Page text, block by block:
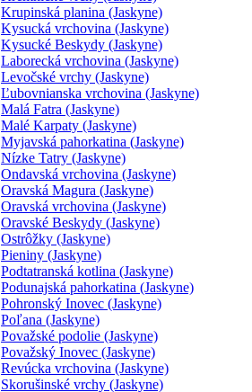
Krupinská planina (Jaskyne)
Kysucká vrchovina (Jaskyne)
Kysucké Beskydy (Jaskyne)
Laborecká vrchovina (Jaskyne)
Levočské vrchy (Jaskyne)
Ľubovnianska vrchovina (Jaskyne)
Malá Fatra (Jaskyne)
Malé Karpaty (Jaskyne)
Myjavská pahorkatina (Jaskyne)
Nízke Tatry (Jaskyne)
Ondavská vrchovina (Jaskyne)
Oravská Magura (Jaskyne)
Oravská vrchovina (Jaskyne)
Oravské Beskydy (Jaskyne)
Ostrôžky (Jaskyne)
Pieniny (Jaskyne)
Podtatranská kotlina (Jaskyne)
Podunajská pahorkatina (Jaskyne)
Pohronský Inovec (Jaskyne)
Poľana (Jaskyne)
Považské podolie (Jaskyne)
Považský Inovec (Jaskyne)
Revúcka vrchovina (Jaskyne)
Skorušinské vrchy (Jaskyne)